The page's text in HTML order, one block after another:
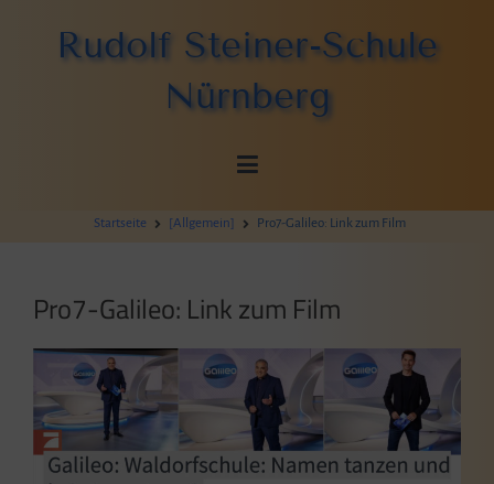
springenRudolf Steiner-Schule
Nürnberg
Startseite [Allgemein] Pro7-Galileo: Link zum Film
Pro7-Galileo: Link zum Film